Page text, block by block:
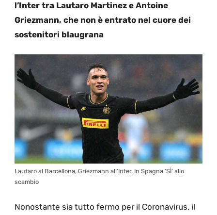
l’Inter tra Lautaro Martinez e Antoine
Griezmann, che non è entrato nel cuore dei
sostenitori blaugrana
Lautaro al Barcellona, Griezmann all’Inter. In Spagna ‘SÌ’ allo
scambio
Nonostante sia tutto fermo per il Coronavirus, il